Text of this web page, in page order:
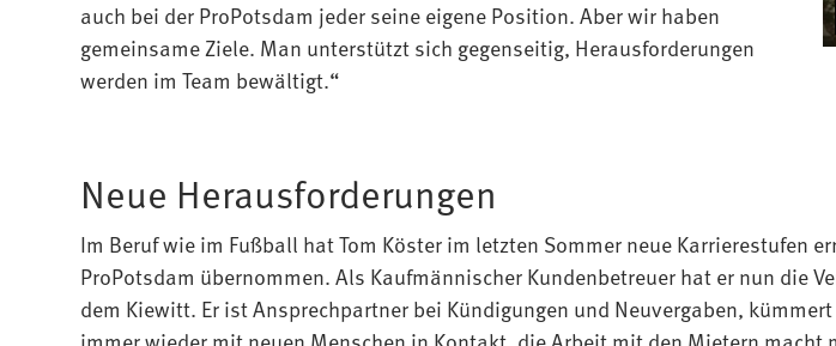
auch bei der ProPotsdam jeder seine eigene Position. Aber wir haben
gemeinsame Ziele. Man unterstützt sich gegenseitig, Herausforderungen
werden im Team bewältigt.“
Neue Herausforderungen
Im Beruf wie im Fußball hat Tom Köster im letzten Sommer neue Karrierestufen
ProPotsdam übernommen. Als Kaufmännischer Kundenbetreuer hat er nun die
dem Kiewitt. Er ist Ansprechpartner bei Kündigungen und Neuvergaben,